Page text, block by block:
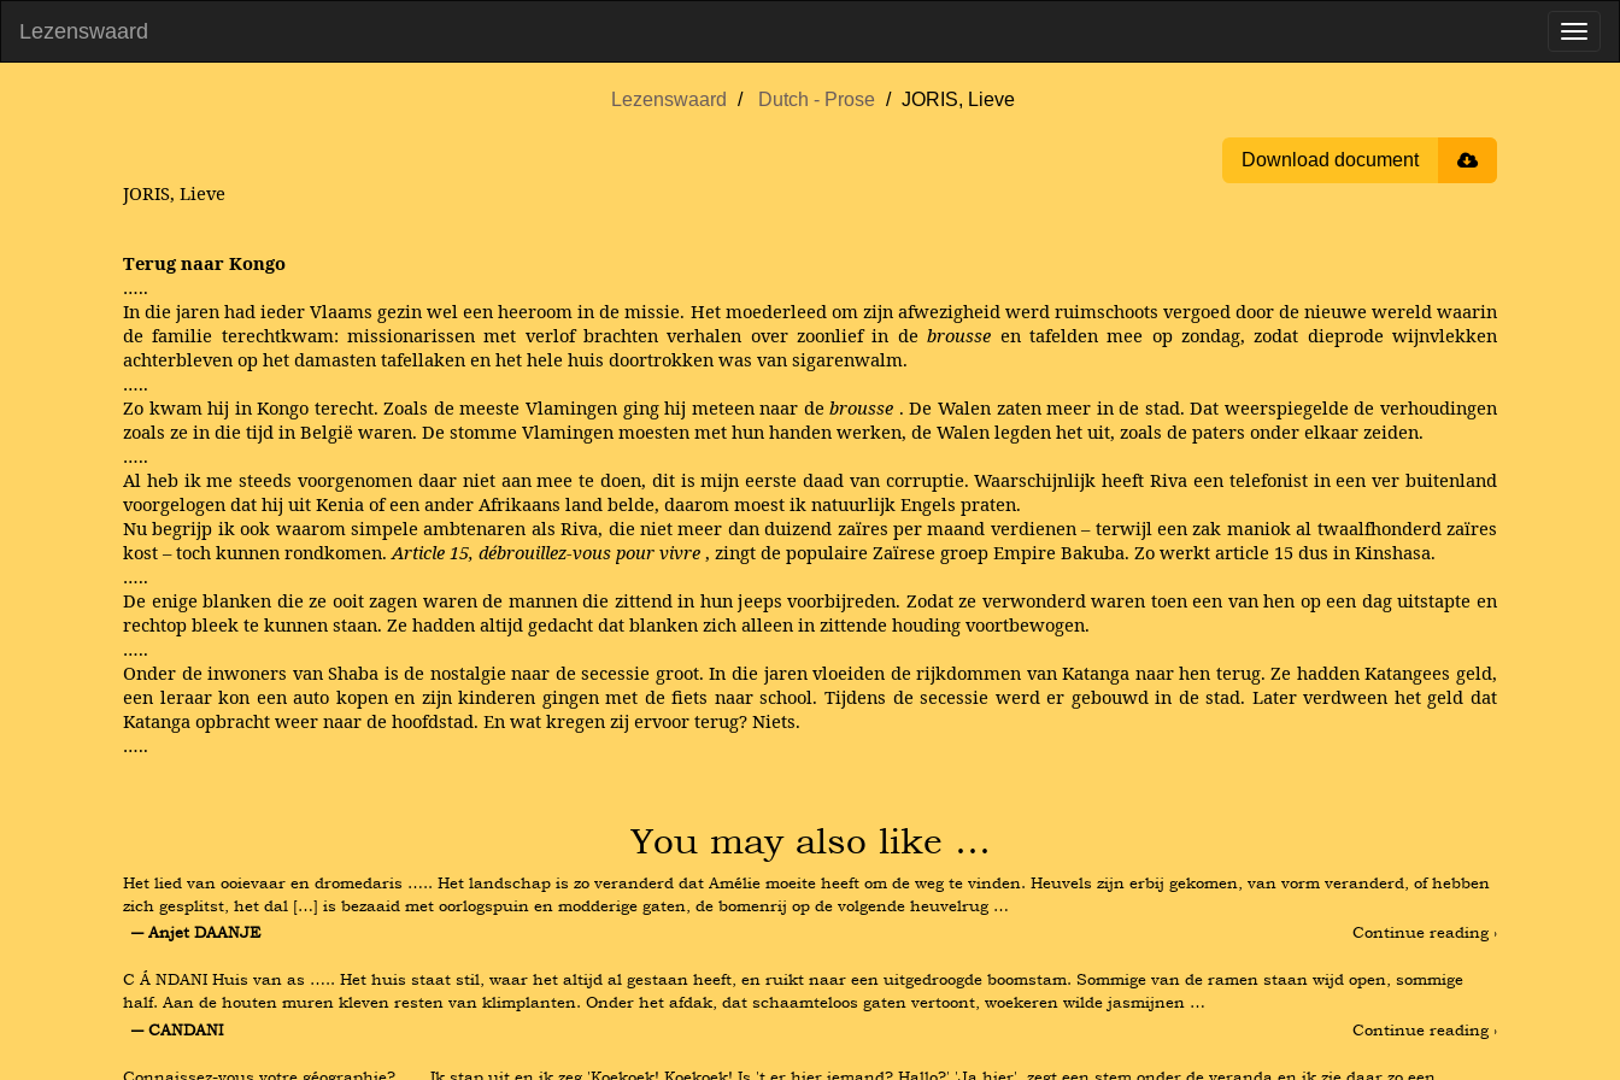
Lezenswaard
Lezenswaard Dutch - Prose JORIS, Lieve
Download document
JORIS, Lieve
Terug naar Kongo
…..
In die jaren had ieder Vlaams gezin wel een heeroom in de missie. Het moederleed om zijn afwezigheid werd ruimschoots vergoed door de nieuwe wereld waarin
de familie terechtkwam: missionarissen met verlof brachten verhalen over zoonlief in debrousse en tafelden mee op zondag, zodat dieprode wijnvlekken
achterbleven op het damasten tafellaken en het hele huis doortrokken was van sigarenwalm.
…..
Zo kwam hij in Kongo terecht. Zoals de meeste Vlamingen ging hij meteen naar debrousse . De Walen zaten meer in de stad. Dat weerspiegelde de verhoudingen
zoals ze in die tijd in België waren. De stomme Vlamingen moesten met hun handen werken, de Walen legden het uit, zoals de paters onder elkaar zeiden.
…..
Al heb ik me steeds voorgenomen daar niet aan mee te doen, dit is mijn eerste daad van corruptie. Waarschijnlijk heeft Riva een telefonist in een ver buitenland
voorgelogen dat hij uit Kenia of een ander Afrikaans land belde, daarom moest ik natuurlijk Engels praten.
Nu begrijp ik ook waarom simpele ambtenaren als Riva, die niet meer dan duizend zaïres per maand verdienen – terwijl een zak maniok al twaalfhonderd zaïres
kost – toch kunnen rondkomen.Article 15, débrouillez-vous pour vivre , zingt de populaire Zaïrese groep Empire Bakuba. Zo werkt article 15 dus in Kinshasa.
…..
De enige blanken die ze ooit zagen waren de mannen die zittend in hun jeeps voorbijreden. Zodat ze verwonderd waren toen een van hen op een dag uitstapte en
rechtop bleek te kunnen staan. Ze hadden altijd gedacht dat blanken zich alleen in zittende houding voortbewogen.
…..
Onder de inwoners van Shaba is de nostalgie naar de secessie groot. In die jaren vloeiden de rijkdommen van Katanga naar hen terug. Ze hadden Katangees geld,
een leraar kon een auto kopen en zijn kinderen gingen met de fiets naar school. Tijdens de secessie werd er gebouwd in de stad. Later verdween het geld dat
Katanga opbracht weer naar de hoofdstad. En wat kregen zij ervoor terug? Niets.
…..
You may also like …
Het lied van ooievaar en dromedaris ….. Het landschap is zo veranderd dat Amélie moeite heeft om de weg te vinden. Heuvels zijn erbij gekomen, van vorm veranderd, of hebben
zich gesplitst, het dal […] is bezaaid met oorlogspuin en modderige gaten, de bomenrij op de volgende heuvelrug …
― Anjet DAANJE
Continue reading ›
C Á NDANI Huis van as ….. Het huis staat stil, waar het altijd al gestaan heeft, en ruikt naar een uitgedroogde boomstam. Sommige van de ramen staan wijd open, sommige
half. Aan de houten muren kleven resten van klimplanten. Onder het afdak, dat schaamteloos gaten vertoont, woekeren wilde jasmijnen …
― CANDANI
Continue reading ›